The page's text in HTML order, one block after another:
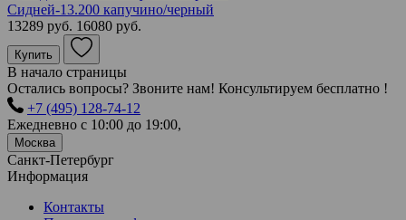
Сидней-13.200 капучино/черный
13289 руб. 16080 руб.
Купить
В начало страницы
Остались вопросы? Звоните нам! Консультируем бесплатно !
+7 (495) 128-74-12
Ежедневно с 10:00 до 19:00,
Москва
Санкт-Петербург
Информация
Контакты